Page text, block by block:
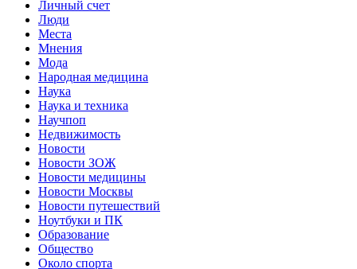
Личный счет
Люди
Места
Мнения
Мода
Народная медицина
Наука
Наука и техника
Научпоп
Недвижимость
Новости
Новости ЗОЖ
Новости медицины
Новости Москвы
Новости путешествий
Ноутбуки и ПК
Образование
Общество
Около спорта